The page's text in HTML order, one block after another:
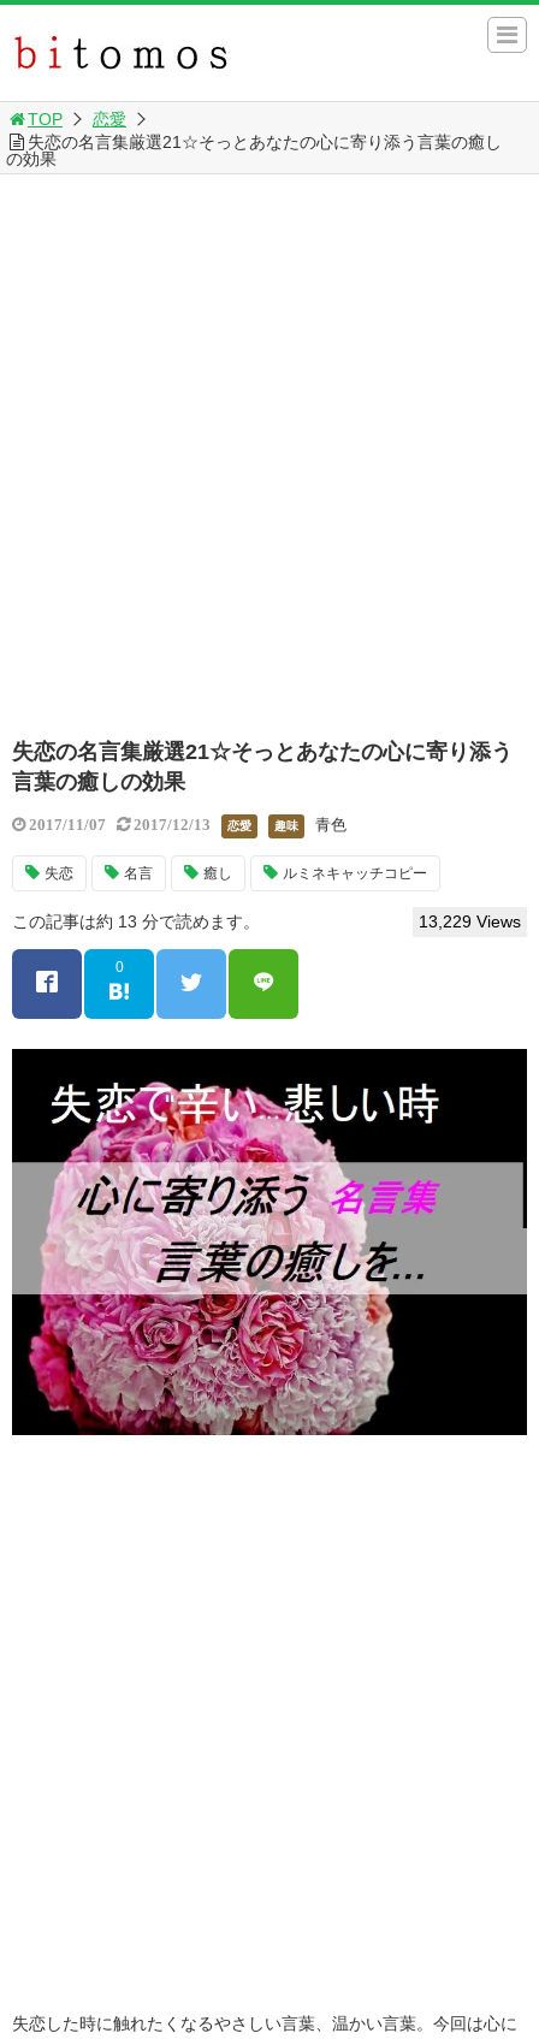
TOP
恋愛
失恋の名言集厳選21☆そっとあなたの心に寄り添う言葉の癒し
の効果
失恋の名言集厳選21☆そっとあなたの心に寄り添う
言葉の癒しの効果
2017/11/07 2017/12/13 恋愛 趣味 青色
失恋 名言 癒し ルミネキャッチコピー
この記事は約 13 分で読めます。 13,229 Views
0
失恋した時に触れたくなるやさしい言葉、温かい言葉。今回は心に